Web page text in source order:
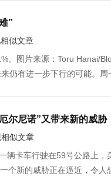
”
似文章
。图片来源：Toru Hanai/
仍有进一步下行的可能。
尔尼诺”又带来新的威胁
似文章
辆卡车行驶在59号公路上
个新的威胁正在逼近，令